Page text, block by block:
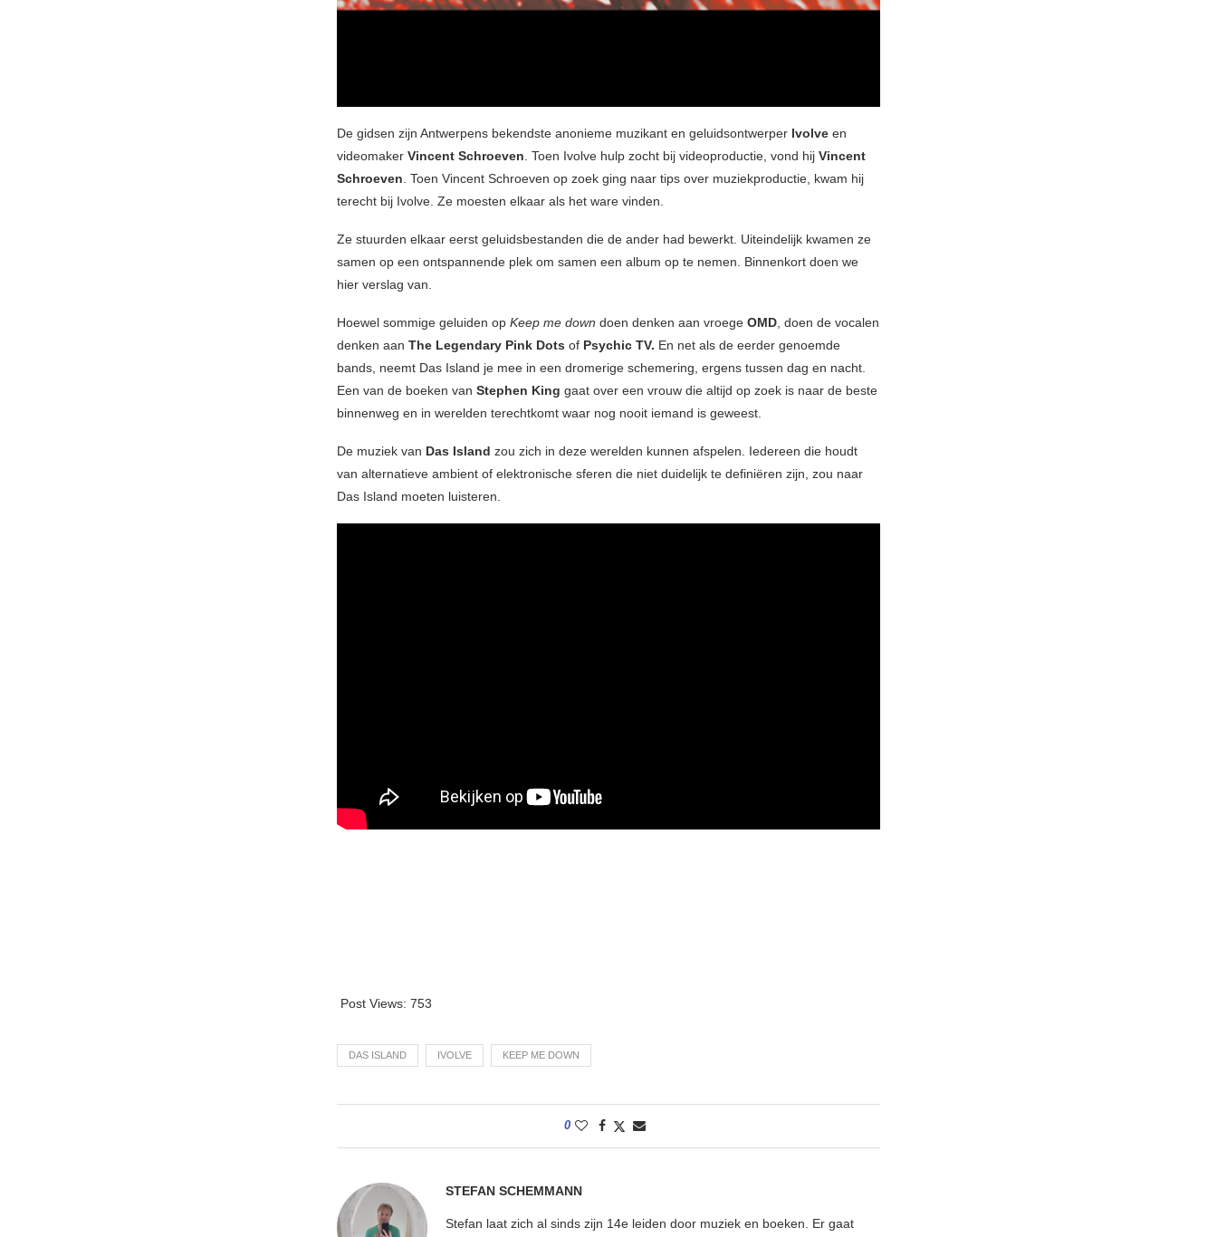
De gidsen zijn Antwerpens bekendste anonieme muzikant en geluidsontwerper Ivolve en
videomaker Vincent Schroeven. Toen Ivolve hulp zocht bij videoproductie, vond hij Vincent
Schroeven. Toen Vincent Schroeven op zoek ging naar tips over muziekproductie, kwam hij
terecht bij Ivolve. Ze moesten elkaar als het ware vinden.
Ze stuurden elkaar eerst geluidsbestanden die de ander had bewerkt. Uiteindelijk kwamen ze
samen op een ontspannende plek om samen een album op te nemen. Binnenkort doen we
hier verslag van.
Hoewel sommige geluiden op Keep me down doen denken aan vroege OMD, doen de vocalen
denken aan The Legendary Pink Dots of Psychic TV. En net als de eerder genoemde
bands, neemt Das Island je mee in een dromerige schemering, ergens tussen dag en nacht.
Een van de boeken van Stephen King gaat over een vrouw die altijd op zoek is naar de beste
binnenweg en in werelden terechtkomt waar nog nooit iemand is geweest.
De muziek van Das Island zou zich in deze werelden kunnen afspelen. Iedereen die houdt
van alternatieve ambient of elektronische sferen die niet duidelijk te definiëren zijn, zou naar
Das Island moeten luisteren.
Post Views: 753
DAS ISLAND IVOLVE KEEP ME DOWN
0
STEFAN SCHEMMANN
Stefan laat zich al sinds zijn 14e leiden door muziek en boeken. Er gaat